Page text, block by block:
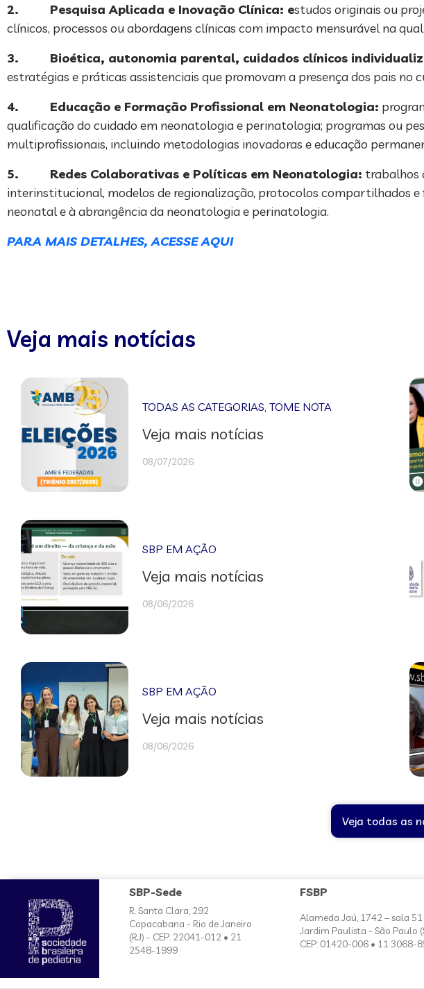
2. Pesquisa Aplicada e Inovação Clínica: estudos originais ou
clínicos, processos ou abordagens clínicas com impacto mensurável na
3. Bioética, autonomia parental, cuidados clínicos
estratégias e práticas assistenciais que promovam a presença dos pais no
4. Educação e Formação Profissional em Neonatologia:
qualificação do cuidado em neonatologia e perinatologia; programas ou
multiprofissionais, incluindo metodologias inovadoras e educação
5. Redes Colaborativas e Políticas em Neonatologia: trabalhos
interinstitucional, modelos de regionalização, protocolos compartilhados
neonatal e à abrangência da neonatologia e perinatologia.
PARA MAIS DETALHES, ACESSE AQUI
Veja mais notícias
TODAS AS CATEGORIAS ,TOME NOTA
Veja mais notícias
08/07/2026
SBP EM AÇÃO
Veja mais notícias
08/06/2026
SBP EM AÇÃO
Veja mais notícias
08/06/2026
Veja todas as
SBP-Sede
R. Santa Clara, 292
Copacabana - Rio de Janeiro
(RJ) - CEP: 22041-012 • 21
2548-1999
FSBP
Alameda Jaú, 1742 – sala
Jardim Paulista - São Paulo
CEP: 01420-006 • 11 3068-